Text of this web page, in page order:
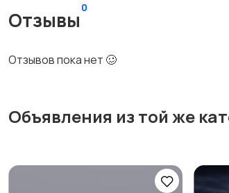
Отзывы
0
Отзывов пока нет 🥴
Объявления из той же